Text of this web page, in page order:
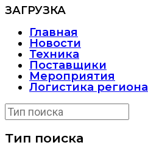
ЗАГРУЗКА
Главная
Новости
Техника
Поставщики
Мероприятия
Логистика региона
Тип поиска